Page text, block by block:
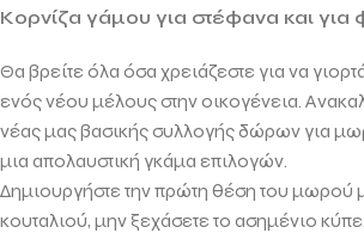
Κορνίζα γάμου για στέφανα και
Θα βρείτε όλα όσα χρειάζεστε για να
ενός νέου μέλους στην οικογένεια.
νέας μας βασικής συλλογής δώρων για
μια απολαυστική γκάμα επιλογών.
Δημιουργήστε την πρώτη θέση του μωρού
κουταλιού, μην ξεχάσετε το ασημένιο